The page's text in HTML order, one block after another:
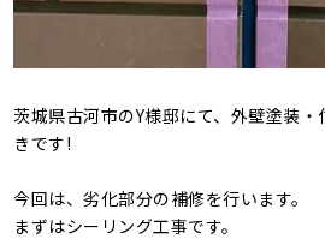
茨城県古河市のY様邸にて、外壁塗装
きです!
今回は、劣化部分の補修を行います。
まずはシーリング工事です。